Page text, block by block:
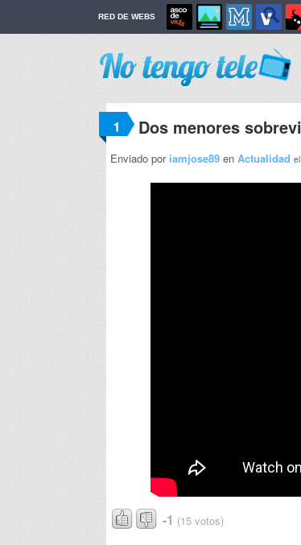
RED DE WEBS
1 Dos menores
Enviado por iamjose89 en Actualidad
-1 (15 votos)